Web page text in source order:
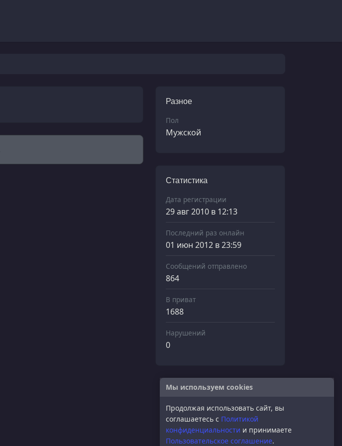
Разное
Пол
Мужской
Статистика
Дата регистрации
29 авг 2010 в 12:13
Последний раз онлайн
01 июн 2012 в 23:59
Сообщений отправлено
864
В приват
1688
Нарушений
0
Мы используем cookies
Продолжая использовать сайт, вы
соглашаетесь с Политикой
конфиденциальности и принимаете
Пользовательское соглашение.